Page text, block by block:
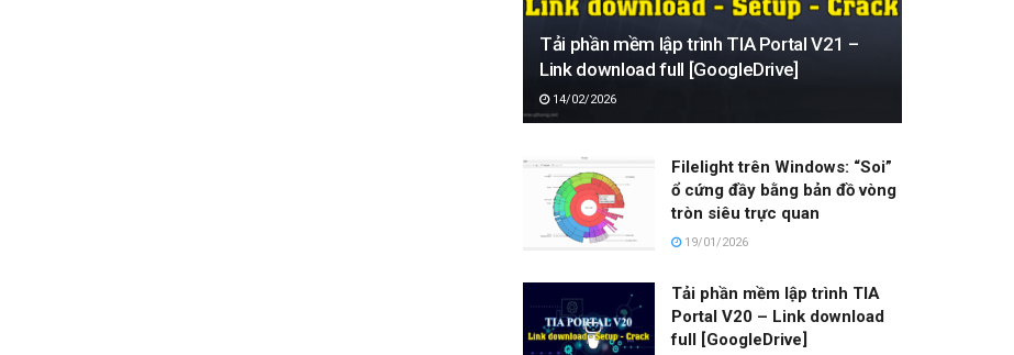
Tải phần mềm lập trình TIA Portal V21 –
Link download full [GoogleDrive]
14/02/2026
Filelight trên Windows: “Soi”
ổ cứng đầy bằng bản đồ vòng
tròn siêu trực quan
19/01/2026
Tải phần mềm lập trình TIA
Portal V20 – Link download
full [GoogleDrive]